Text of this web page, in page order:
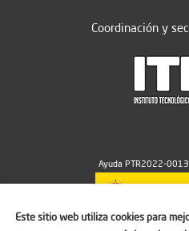
Coordinación y
Ayuda PTR2022-
MICIU/AEI/
Este sitio web utiliza cookies para